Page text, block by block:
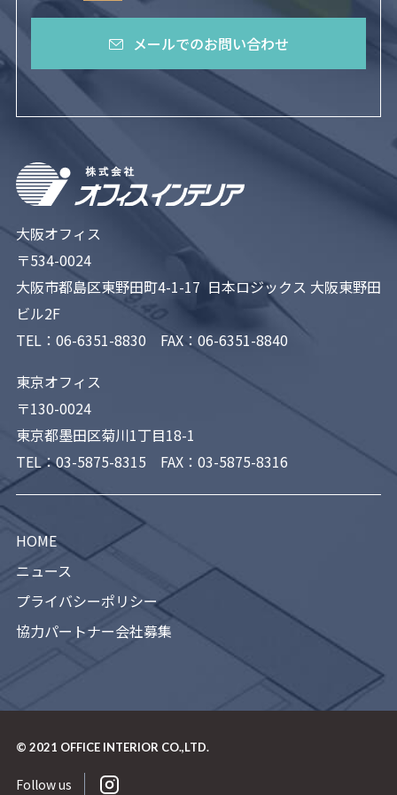
メールでのお問い合わせ
大阪オフィス
〒534-0024
大阪市都島区東野田町4-1-17 日本ロジックス 大阪東野田
ビル2F
TEL： 06-6351-8830 FAX：06-6351-8840
東京オフィス
〒130-0024
東京都墨田区菊川1丁目18-1
TEL：03-5875-8315 FAX：03-5875-8316
HOME
ニュース
プライバシーポリシー
協力パートナー会社募集
© 2021 OFFICE INTERIOR CO.,LTD.
Follow us